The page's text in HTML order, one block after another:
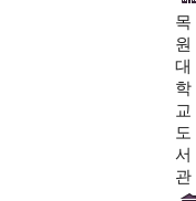
목
원
대
학
교
도
서
관